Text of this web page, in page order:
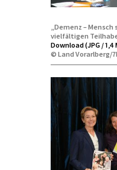
„Demenz –
vielfältigen
Download (JPG / 1,4
© Land Vorarlberg/